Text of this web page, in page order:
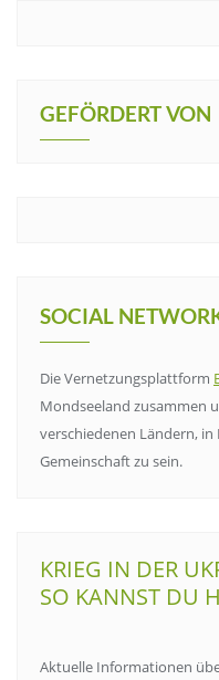
GEFÖRDERT VON
SOCIAL
Die Vernetzungsplattform
Mondseeland zusammen
verschiedenen Ländern, in
Gemeinschaft zu sein.
KRIEG IN DER
SO KANNST DU
Aktuelle Informationen